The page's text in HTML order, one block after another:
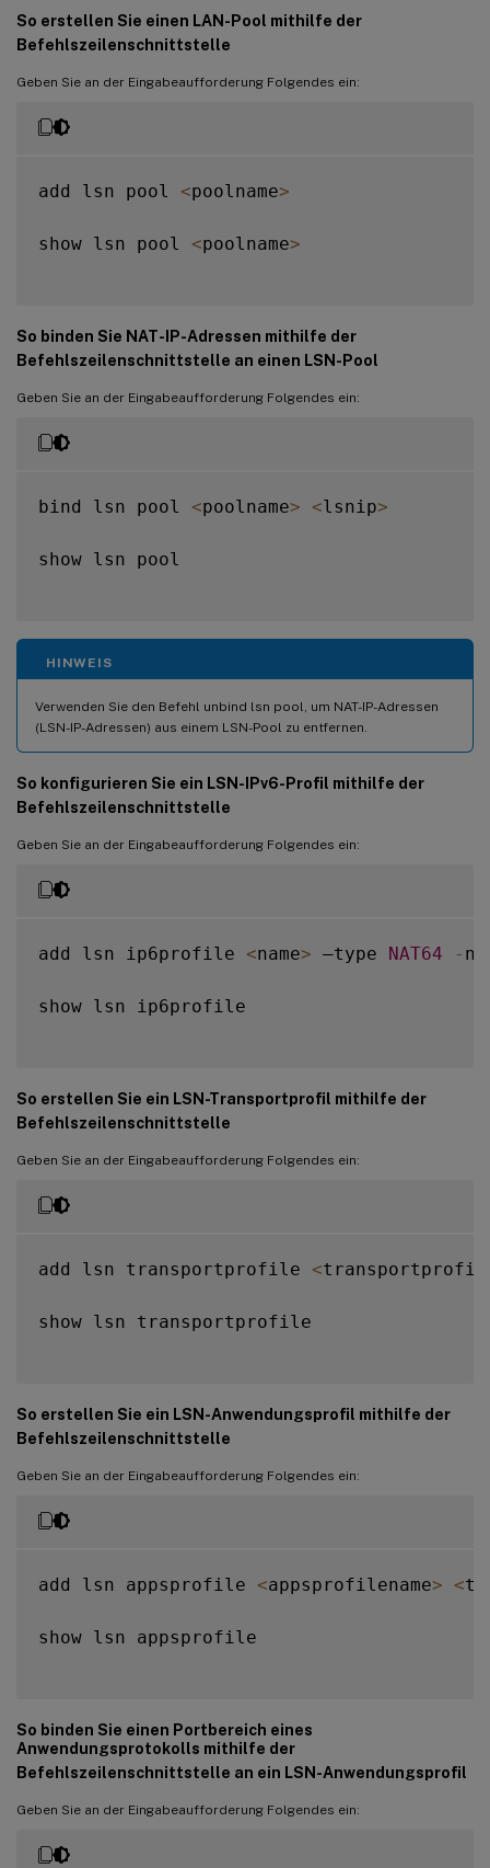
So erstellen Sie einen LAN-Pool mithilfe der
Befehlszeilenschnittstelle
Geben Sie an der Eingabeaufforderung Folgendes ein:
add lsn pool <poolname>
show lsn pool <poolname>
So binden Sie NAT-IP-Adressen mithilfe der
Befehlszeilenschnittstelle an einen LSN-Pool
Geben Sie an der Eingabeaufforderung Folgendes ein:
bind lsn pool <poolname> <lsnip>
show lsn pool
HINWEIS
Verwenden Sie den Befehl unbind lsn pool, um NAT-IP-Adressen
(LSN-IP-Adressen) aus einem LSN-Pool zu entfernen.
So konfigurieren Sie ein LSN-IPv6-Profil mithilfe der
Befehlszeilenschnittstelle
Geben Sie an der Eingabeaufforderung Folgendes ein:
add lsn ip6profile <name> –type NAT64 -
show lsn ip6profile
So erstellen Sie ein LSN-Transportprofil mithilfe der
Befehlszeilenschnittstelle
Geben Sie an der Eingabeaufforderung Folgendes ein:
add lsn transportprofile <
show lsn transportprofile
So erstellen Sie ein LSN-Anwendungsprofil mithilfe der
Befehlszeilenschnittstelle
Geben Sie an der Eingabeaufforderung Folgendes ein:
add lsn appsprofile <appsprofilename> <
show lsn appsprofile
So binden Sie einen Portbereich eines
Anwendungsprotokolls mithilfe der
Befehlszeilenschnittstelle an ein LSN-Anwendungsprofil
Geben Sie an der Eingabeaufforderung Folgendes ein: